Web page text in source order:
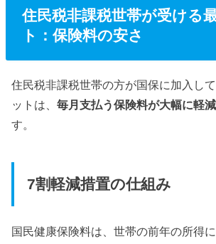
住民税非課税世帯が受ける
ト：保険料の安さ
住民税非課税世帯の方が国保に加入し
ットは、毎月支払う保険料が大幅に軽
す。
7割軽減措置の仕組み
国民健康保険料は、世帯の前年の所得